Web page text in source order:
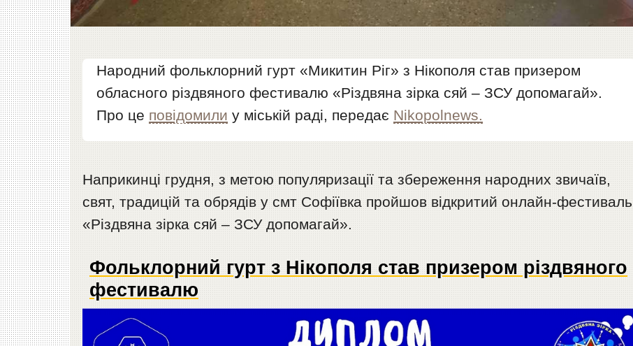
Народний фольклорний гурт «Микитин Ріг» з Нікополя став призером
обласного різдвяного фестивалю «Різдвяна зірка сяй – ЗСУ допомагай».
Про це повідомили у міській раді, передає Nikopolnews.
Наприкинці грудня, з метою популяризації та збереження народних звичаїв,
свят, традицій та обрядів у смт Софіївка пройшов відкритий онлайн-фестиваль
«Різдвяна зірка сяй – ЗСУ допомагай».
Фольклорний гурт з Нікополя став призером різдвяного
фестивалю